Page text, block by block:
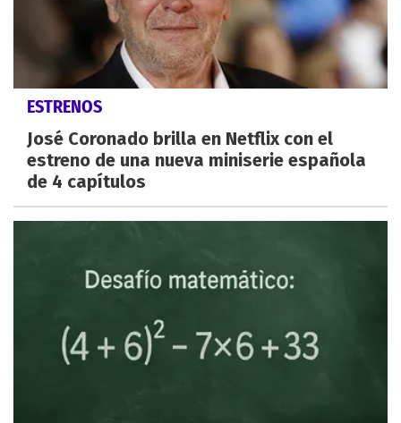
ESTRENOS
José Coronado brilla en Netflix con el
estreno de una nueva miniserie española
de 4 capítulos